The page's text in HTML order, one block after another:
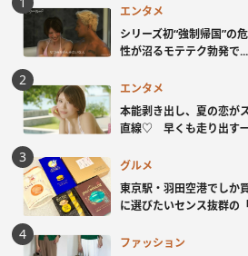
エンタメ
シリーズ初“強制帰国”
性が沼るモテテク勃発で...
エンタメ
本能剥き出し、夏の恋
直線♡ 早くも走り出す
グルメ
東京駅・羽田空港でし
に選びたいセンス抜群の
ファッション